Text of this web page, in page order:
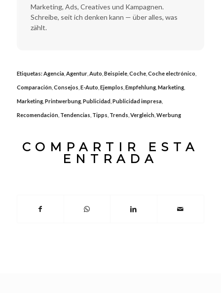
Marketing, Ads, Creatives und Kampagnen.
Schreibe, seit ich denken kann — über alles, was
zählt.
Etiquetas:Agencia, Agentur, Auto Beispiele, Coche, Coche electrónico
Comparación, Consejos E-Auto Ejemplos Empfehlung, Marketing,
Marketing, Printwerbung, Publicidad, Publicidad impresa,
Recomendación, Tendencias Tipps Trends Vergleich, Werbung
COMPARTIR ESTA
ENTRADA